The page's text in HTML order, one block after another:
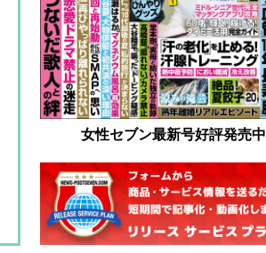
女性セブン最新号好評発売中